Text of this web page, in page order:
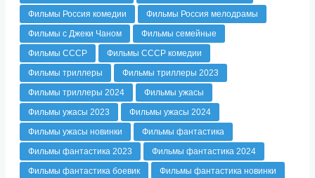
Фильмы Россия комедии
Фильмы Россия мелодрамы
Фильмы с Джеки Чаном
Фильмы семейные
Фильмы СССР
Фильмы СССР комедии
Фильмы триллеры
Фильмы триллеры 2023
Фильмы триллеры 2024
Фильмы ужасы
Фильмы ужасы 2023
Фильмы ужасы 2024
Фильмы ужасы новинки
Фильмы фантастика
Фильмы фантастика 2023
Фильмы фантастика 2024
Фильмы фантастика боевик
Фильмы фантастика новинки